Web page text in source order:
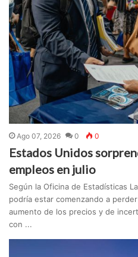
Ago 07, 2026 0 0
Estados Unidos
empleos en julio
Según la Oficina de Estadísticas
podría estar comenzando a
aumento de los precios y de
con ...